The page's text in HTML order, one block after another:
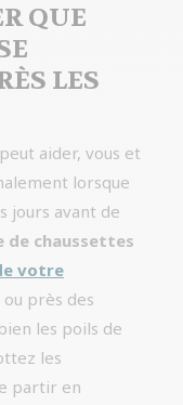
QUE
LES
aider, vous et
lorsque
jours avant de
de chaussettes
votre
près des
les poils de
les
partir en